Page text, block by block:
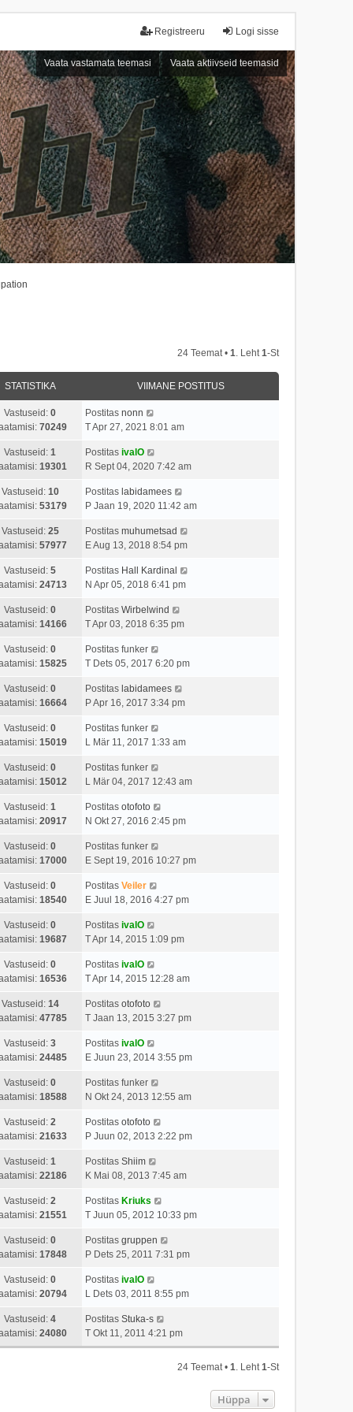
Logi sisse
Registreeru
Vaata vastamata teemasi Vaata aktiivseid teemasid
24 Teemat • 1. Leht1-st
STATISTIKA VIIMANE POSTITUS
Vastuseid: 0
70249
Postitas nonn
T Apr 27, 2021 8:01 am
Vastuseid: 1
19301
Postitas ivalO
R Sept 04, 2020 7:42 am
Vastuseid: 10
53179
Postitas labidamees
P Jaan 19, 2020 11:42 am
Vastuseid: 25
57977
Postitas muhumetsad
E Aug 13, 2018 8:54 pm
Vastuseid: 5
24713
Postitas Hall Kardinal
N Apr 05, 2018 6:41 pm
Vastuseid: 0
14166
Postitas Wirbelwind
T Apr 03, 2018 6:35 pm
Vastuseid: 0
15825
Postitas funker
T Dets 05, 2017 6:20 pm
Vastuseid: 0
16664
Postitas labidamees
P Apr 16, 2017 3:34 pm
Vastuseid: 0
15019
Postitas funker
L Mär 11, 2017 1:33 am
Vastuseid: 0
15012
Postitas funker
L Mär 04, 2017 12:43 am
Vastuseid: 1
20917
Postitas otofoto
N Okt 27, 2016 2:45 pm
Vastuseid: 0
17000
Postitas funker
E Sept 19, 2016 10:27 pm
Vastuseid: 0
18540
Postitas Veiler
E Juul 18, 2016 4:27 pm
Vastuseid: 0
19687
Postitas ivalO
T Apr 14, 2015 1:09 pm
Vastuseid: 0
16536
Postitas ivalO
T Apr 14, 2015 12:28 am
Vastuseid: 14
47785
Postitas otofoto
T Jaan 13, 2015 3:27 pm
Vastuseid: 3
24485
Postitas ivalO
E Juun 23, 2014 3:55 pm
Vastuseid: 0
18588
Postitas funker
N Okt 24, 2013 12:55 am
Vastuseid: 2
21633
Postitas otofoto
P Juun 02, 2013 2:22 pm
Vastuseid: 1
22186
Postitas Shiim
K Mai 08, 2013 7:45 am
Vastuseid: 2
21551
Postitas Kriuks
T Juun 05, 2012 10:33 pm
Vastuseid: 0
17848
Postitas gruppen
P Dets 25, 2011 7:31 pm
Vastuseid: 0
20794
Postitas ivalO
L Dets 03, 2011 8:55 pm
Vastuseid: 4
24080
Postitas Stuka-s
T Okt 11, 2011 4:21 pm
24 Teemat • 1. Leht1-st
Hüppa